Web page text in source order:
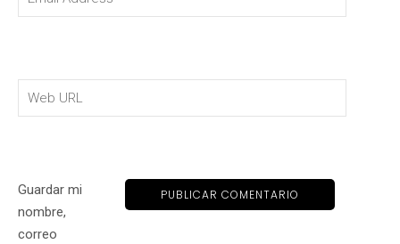
Guardar mi
nombre,
correo